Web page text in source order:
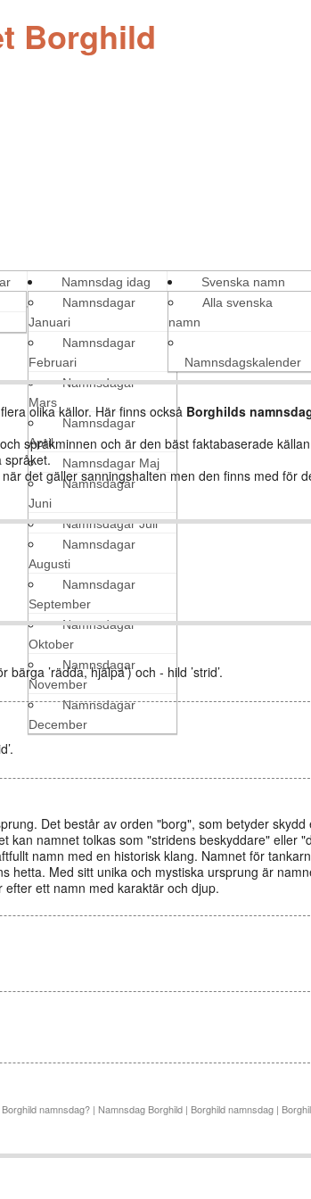
Borghild
Namnsdag idag
Namnsdagar
Januari
Namnsdagar
Februari
Namnsdagar
Mars
Namnsdagar
April
Namnsdagar Maj
Namnsdagar
Juni
Namnsdagar Juli
Namnsdagar
Augusti
Namnsdagar
September
Namnsdagar
Oktober
Namnsdagar
November
Namnsdagar
December
Svenska namn
Alla svenska
namn
Namnsdagskalender
olika källor. Här finns också Borghilds
språkminnen och är den bäst faktabaserade
språket.
det gäller sanningshalten men den finns med för
’rädda, hjälpa’) och ‑ hild ’strid’.
Det består av orden "borg", som betyder skydd
kan namnet tolkas som "stridens beskyddare" eller
namn med en historisk klang. Namnet för
hetta. Med sitt unika och mystiska ursprung är
ett namn med karaktär och djup.
namnsdag? | Namnsdag Borghild | Borghild namnsdag |